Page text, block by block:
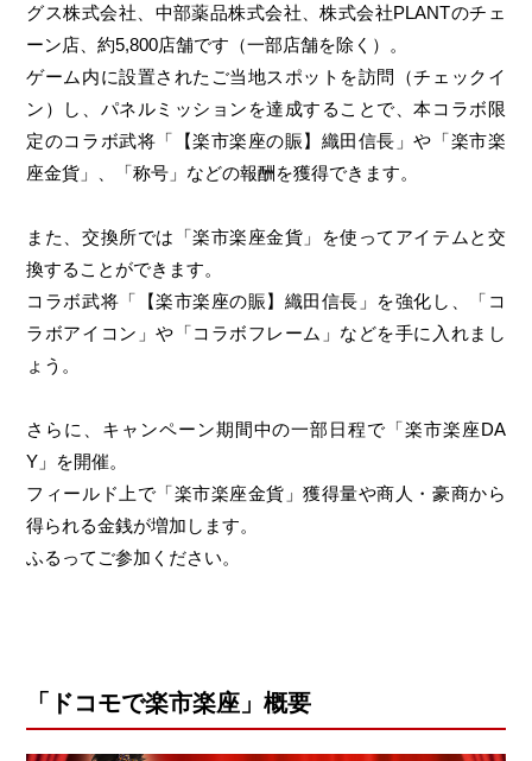
グス株式会社、中部薬品株式会社、株式会社PLANTのチェ
ーン店、約5,800店舗です（一部店舗を除く）。
ゲーム内に設置されたご当地スポットを訪問（チェックイ
ン）し、パネルミッションを達成することで、本コラボ限
定のコラボ武将「【楽市楽座の賑】織田信長」や「楽市楽
座金貨」、「称号」などの報酬を獲得できます。
また、交換所では「楽市楽座金貨」を使ってアイテムと交
換することができます。
コラボ武将「【楽市楽座の賑】織田信長」を強化し、「コ
ラボアイコン」や「コラボフレーム」などを手に入れまし
ょう。
さらに、キャンペーン期間中の一部日程で「楽市楽座DA
Y」を開催。
フィールド上で「楽市楽座金貨」獲得量や商人・豪商から
得られる金銭が増加します。
ふるってご参加ください。
「ドコモで楽市楽座」概要